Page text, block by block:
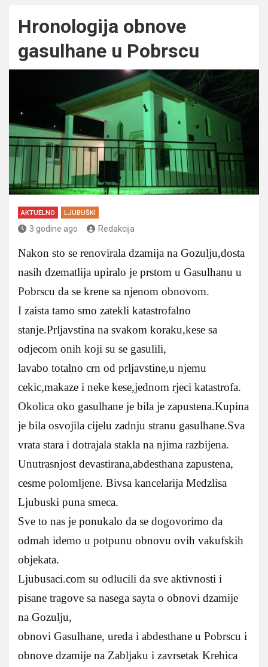
Hronologija obnove
gasulhane u Pobrscu
AKTUELNO LJUBUŠKI
3 godine ago Redakcija
Nakon sto se renovirala dzamija na Gozulju,dosta
nasih dzematlija upiralo je prstom u Gasulhanu u
Pobrscu da se krene sa njenom obnovom.
I zaista tamo smo zatekli katastrofalno
stanje.Prljavstina na svakom koraku,kese sa
odjecom onih koji su se gasulili,
lavabo totalno crn od prljavstine,u njemu
cekic,makaze i neke kese,jednom rjeci katastrofa.
Okolica oko gasulhane je bila je zapustena.Kupina
je bila osvojila cijelu zadnju stranu gasulhane.Sva
vrata stara i dotrajala stakla na njima razbijena.
Unutrasnjost devastirana,abdesthana zapustena,
cesme polomljene. Bivsa kancelarija Medzlisa
Ljubuski puna smeca.
Sve to nas je ponukalo da se dogovorimo da
odmah idemo u potpunu obnovu ovih vakufskih
objekata.
Ljubusaci.com su odlucili da sve aktivnosti i
pisane tragove sa nasega sayta o obnovi dzamije
na Gozulju,
obnovi Gasulhane, ureda i abdesthane u Pobrscu i
obnove dzamije na Zabljaku i zavrsetak Krehica